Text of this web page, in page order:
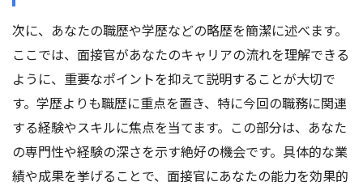
次に、あなたの職歴や学歴などの略歴を簡潔に述べます。
ここでは、面接官があなたのキャリアの流れを理解できる
ように、重要なポイントを抑えて説明することが大切で
す。学歴よりも職歴に重点を置き、特に今回の職務に関連
する経験やスキルに焦点を当てます。この部分は、あなた
の専門性や経験の深さを示す絶好の機会です。具体的な業
績や成果を挙げることで、面接官にあなたの能力を効果的